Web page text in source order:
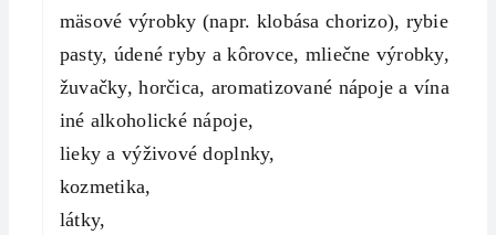
mäsové výrobky (napr. klobása chorizo), rybie
pasty, údené ryby a kôrovce, mliečne výrobky,
žuvačky, horčica, aromatizované nápoje a vína a
iné alkoholické nápoje,
lieky a výživové doplnky,
kozmetika,
látky,